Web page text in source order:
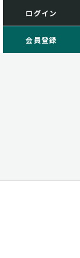
ログイン
会員登録